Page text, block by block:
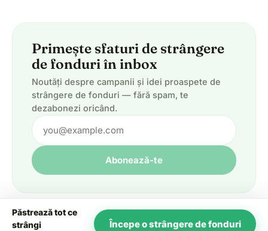
Primește sfaturi de strângere
de fonduri în inbox
Noutăți despre campanii și idei proaspete de
strângere de fonduri — fără spam, te
dezabonezi oricând.
Abonează-te
Păstrează tot ce
strângi
Începe o strângere de fonduri